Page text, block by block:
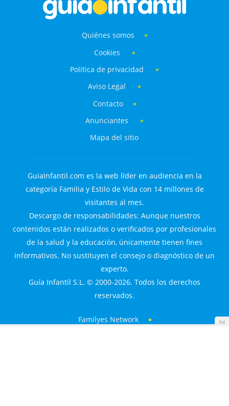
Ad
Quiénes somos
Cookies
Política de privacidad
Aviso Legal
Contacto
Anunciantes
Mapa del sitio
GuiaInfantil.com es la web líder en audiencia en la
categoría Familia y Estilo de Vida con 14 millones de
visitantes al mes.
Descargo de responsabilidades: Aunque nuestros
contenidos están realizados o verificados por profesionales
de la salud y la educación, únicamente tienen fines
informativos. No sustituyen el consejo o diagnóstico de un
experto.
Guía Infantil S.L. © 2000-2026. Todos los derechos
reservados.
Familyes Network